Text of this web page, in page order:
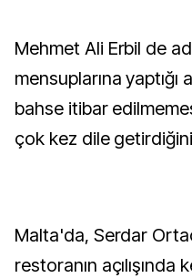
Mehmet Ali Erbil de
mensuplarına yaptığı
bahse itibar
çok kez dile
Malta'da, Serdar
restoranın açılışında